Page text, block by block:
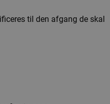
til den afgang de skal